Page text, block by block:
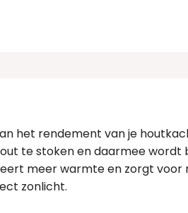
het rendement van je
te stoken en daarmee wordt
meer warmte en zorgt
zonlicht.